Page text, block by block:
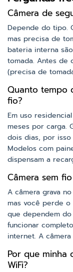
Câmera de
Depende do tipo.
mas precisa de
bateria interna
tomada. Antes de
(precisa de
Quanto tempo
fio?
Em uso
meses por carga.
dois dias, por
Modelos com
dispensam a
Câmera sem
A câmera grava
mas você perde
que dependem
funcionar
internet. A
Por que minha
WiFi?